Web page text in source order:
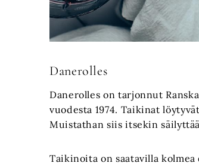
Danerolles
Danerolles on tarjonnut
vuodesta 1974. Taikinat
Muistathan siis itsekin
Taikinoita on saatavilla